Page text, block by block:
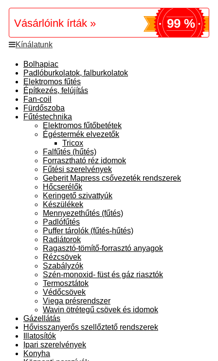
Vásárlóink írták » 99 %
Kínálatunk
Bolhapiac
Padlóburkolatok, falburkolatok
Elektromos fűtés
Építkezés, felújítás
Fan-coil
Fürdőszoba
Fűtéstechnika
Elektromos fűtőbetétek
Égéstermék elvezetők
Tricox
Falfűtés (hűtés)
Forrasztható réz idomok
Fűtési szerelvények
Geberit Mapress csővezeték rendszerek
Hőcserélők
Keringető szivattyúk
Készülékek
Mennyezethűtés (fűtés)
Padlófűtés
Puffer tárolók (fűtés-hűtés)
Radiátorok
Ragasztó-tömítő-forrasztó anyagok
Rézcsövek
Szabályzók
Szén-monoxid- füst és gáz riasztók
Termosztátok
Védőcsövek
Viega présrendszer
Wavin ötrétegű csövek és idomok
Gázellátás
Hővisszanyerős szellőztető rendszerek
Illatosítók
Ipari szerelvények
Konyha